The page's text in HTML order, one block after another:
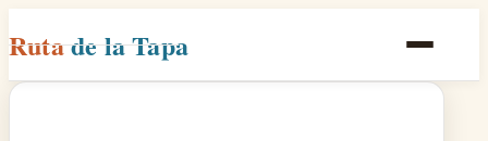
Rutade la Tapa
Inicio